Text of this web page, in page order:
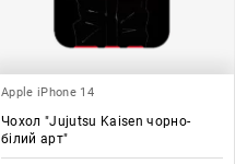
Apple iPhone 14
Чохол "Jujutsu Kaisen чорно-
білий арт"